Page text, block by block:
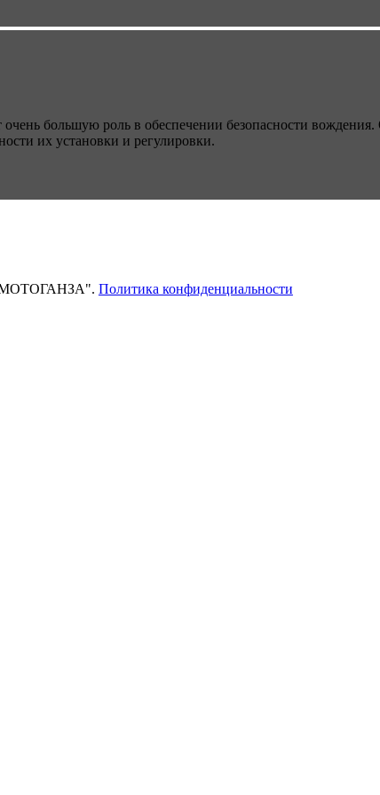
большую роль в обеспечении безопасности вождения.
их установки и регулировки.
"МОТОГАНЗА". Политика конфиденциальности